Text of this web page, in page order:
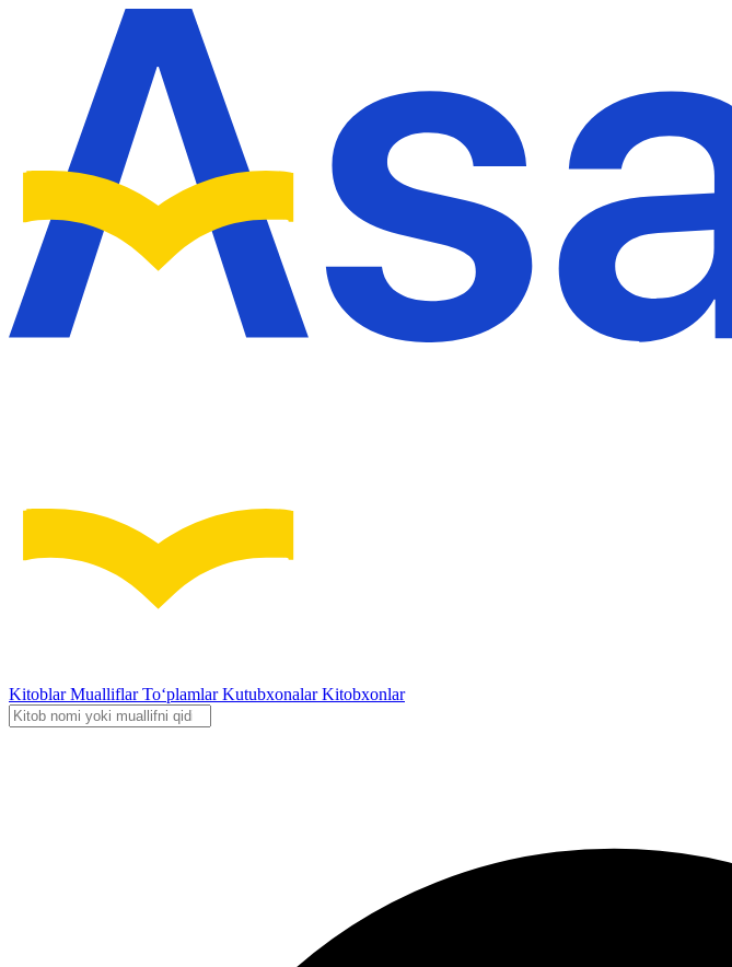
KitoblarMualliflarTo‘plamlarKutubxonalarKitobxonlar